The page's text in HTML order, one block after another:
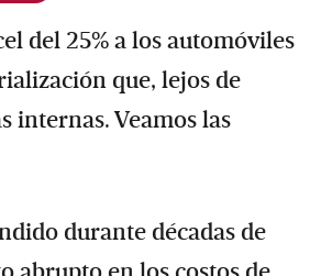
del 25% a los automóviles
que, lejos de
internas. Veamos las
durante décadas de